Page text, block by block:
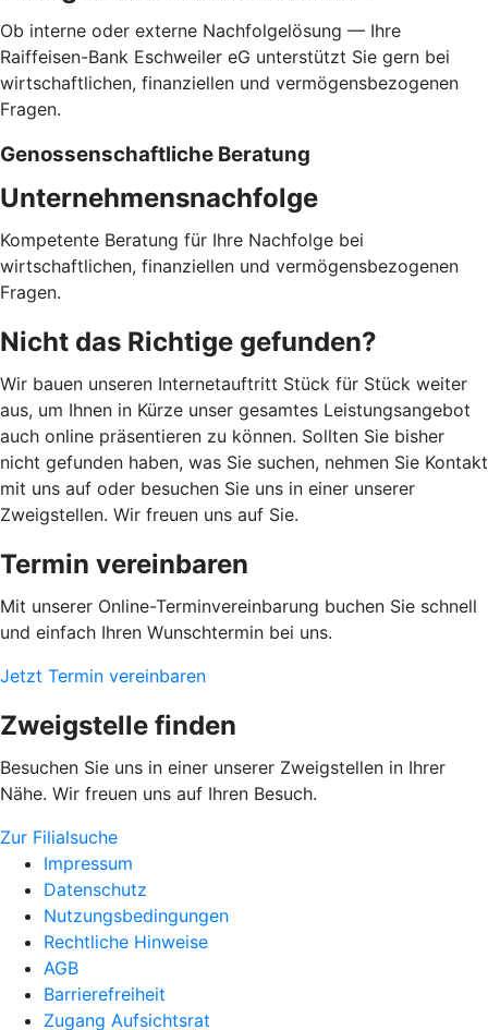
Ob interne oder externe Nachfolgelösung — Ihre
Raiffeisen-Bank Eschweiler eG unterstützt Sie gern bei
wirtschaftlichen, finanziellen und vermögensbezogenen
Fragen.
Genossenschaftliche Beratung
Unternehmensnachfolge
Kompetente Beratung für Ihre Nachfolge bei
wirtschaftlichen, finanziellen und vermögensbezogenen
Fragen.
Nicht das Richtige gefunden?
Wir bauen unseren Internetauftritt Stück für Stück weiter
aus, um Ihnen in Kürze unser gesamtes Leistungsangebot
auch online präsentieren zu können. Sollten Sie bisher
nicht gefunden haben, was Sie suchen, nehmen Sie Kontakt
mit uns auf oder besuchen Sie uns in einer unserer
Zweigstellen. Wir freuen uns auf Sie.
Termin vereinbaren
Mit unserer Online-Terminvereinbarung buchen Sie schnell
und einfach Ihren Wunschtermin bei uns.
Jetzt Termin vereinbaren
Zweigstelle finden
Besuchen Sie uns in einer unserer Zweigstellen in Ihrer
Nähe. Wir freuen uns auf Ihren Besuch.
Zur Filialsuche
Impressum
Datenschutz
Nutzungsbedingungen
Rechtliche Hinweise
AGB
Barrierefreiheit
Zugang Aufsichtsrat